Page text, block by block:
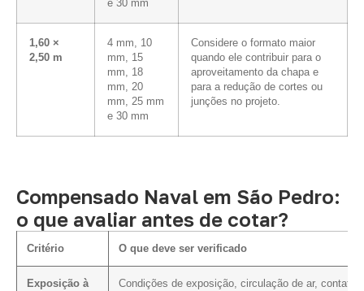
e 30 mm
1,60 ×
2,50 m
4 mm, 10
mm, 15
mm, 18
mm, 20
mm, 25 mm
e 30 mm
Considere o formato maior
quando ele contribuir para o
aproveitamento da chapa e
para a redução de cortes ou
junções no projeto.
Compensado Naval em São Pedro:
o que avaliar antes de cotar?
Critério O que deve ser verificado
Exposição à
Condições de exposição, circulação de ar, contato